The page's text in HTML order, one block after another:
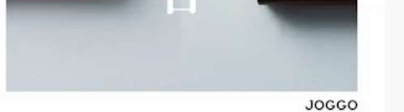
この度は、とても素敵に仕上げて頂きありがとうございますデザインも、手触り